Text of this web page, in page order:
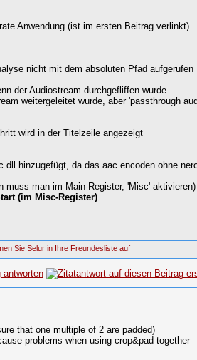
Anwendung (ist im ersten Beitrag verlinkt)
nicht mit dem absoluten Pfad aufgerufen
der Audiostream durchgefliffen wurde
weitergeleitet wurde, aber 'passthrough
wird in der Titelzeile angezeigt
hinzugefügt, da das aac encoden ohne
muss man im Main-Register, 'Misc' aktivieren)
(im Misc-Register)
that one multiple of 2 are padded)
problems when using crop&pad together